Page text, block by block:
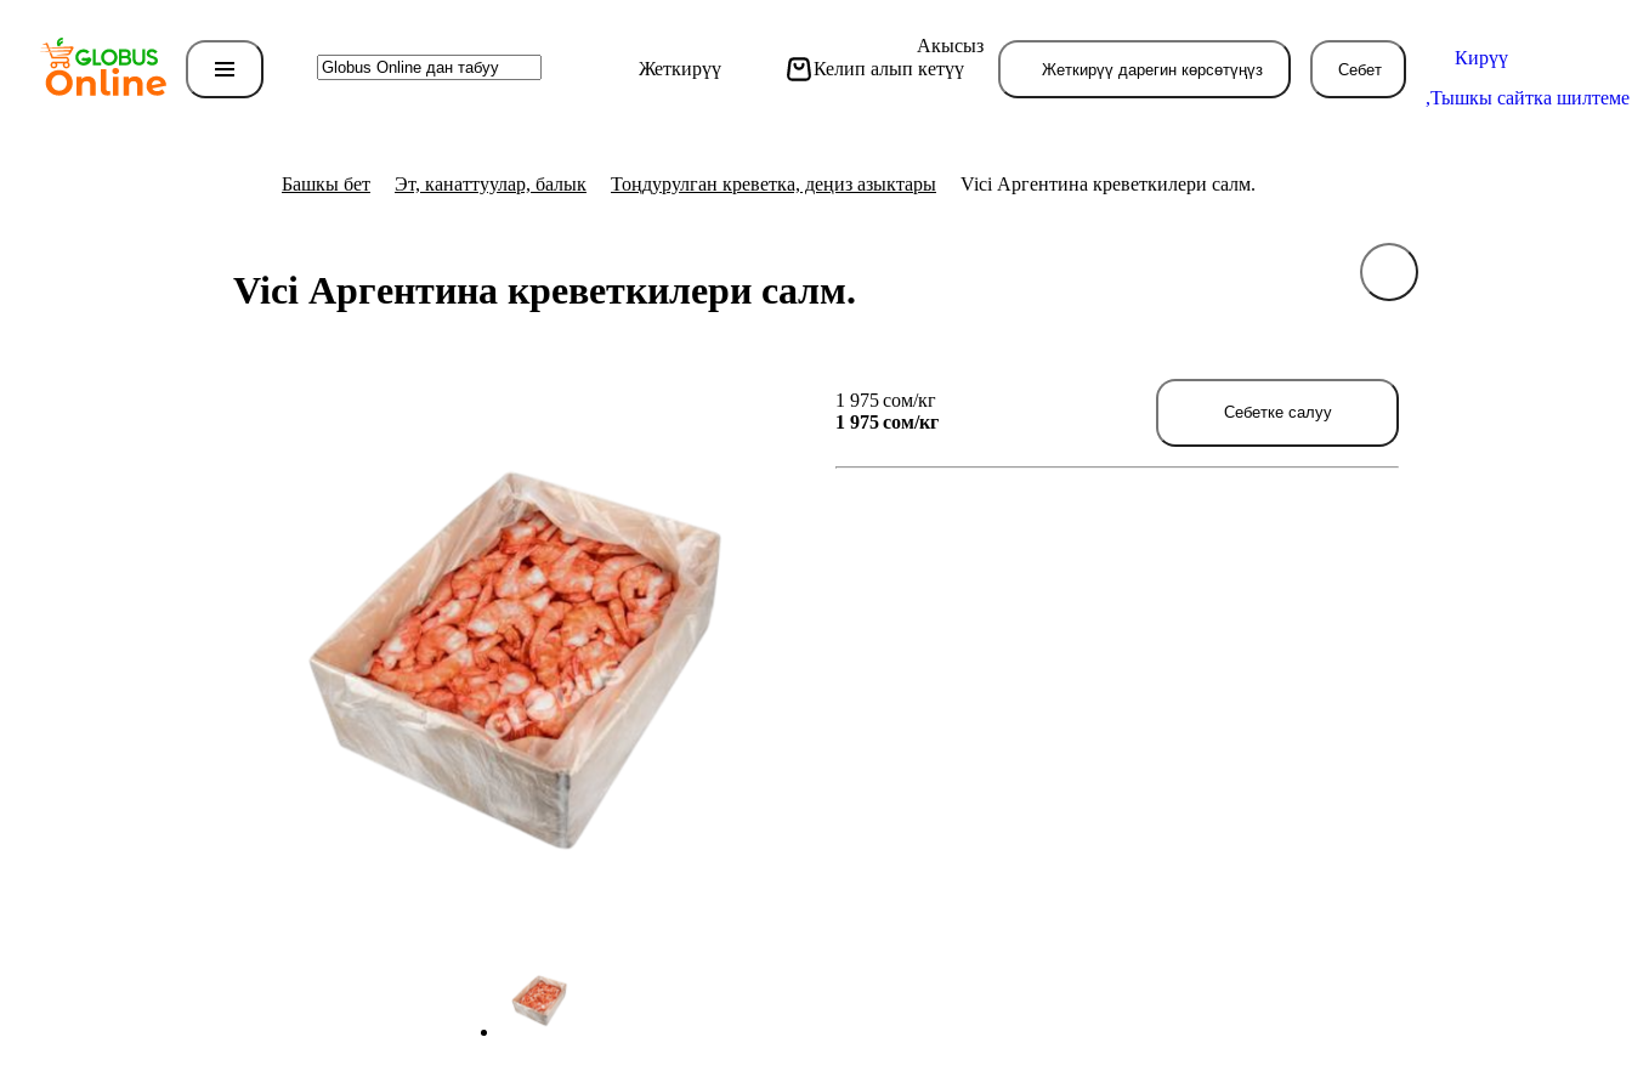
Жеткирүү Келип алып кетүү
Акысыз
Жеткирүү дарегин көрсөтүңүз Себет
Кирүү
,Тышкы сайтка шилтеме
Башкы бет Эт, канаттуулар, балык Тоңдурулган креветка, деңиз азыктары Vici Аргентина креветкилери салм.
Vici Аргентина креветкилери салм.
1 975 сом/кг
1 975 сом/кг Себетке салуу
товарлар пайда болот.